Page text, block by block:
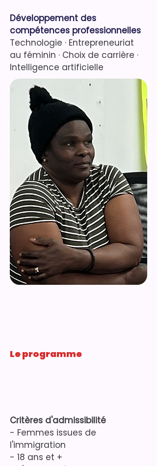
Développement des
compétences professionnelles
Technologie · Entrepreneuriat
au féminin · Choix de carrière ·
Intelligence artificielle
Le programme
Critères d'admissibilité
- Femmes issues de
l'immigration
- 18 ans et +